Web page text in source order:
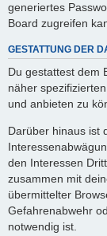
generiertes
Board zugreifen
GESTATTUNG DER
Du gestattest dem
näher
und anbieten zu
Darüber hinaus ist
den Interessen
zusammen mit
übermittelter
Gefahrenabwehr
notwendig ist.